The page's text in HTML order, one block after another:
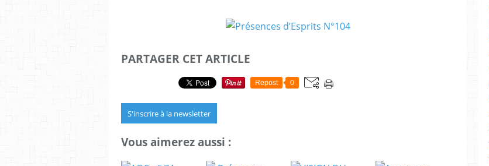
PARTAGER CET ARTICLE
Repost 0
S'inscrire à la newsletter
Vous aimerez aussi :